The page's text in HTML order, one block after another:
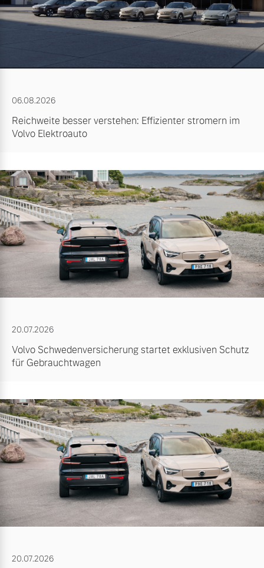
06.08.2026
Reichweite besser verstehen: Effizienter stromern im
Volvo Elektroauto
20.07.2026
Volvo Schwedenversicherung startet exklusiven Schutz
für Gebrauchtwagen
20.07.2026